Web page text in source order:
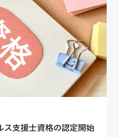
ス支援士資格の認定開始